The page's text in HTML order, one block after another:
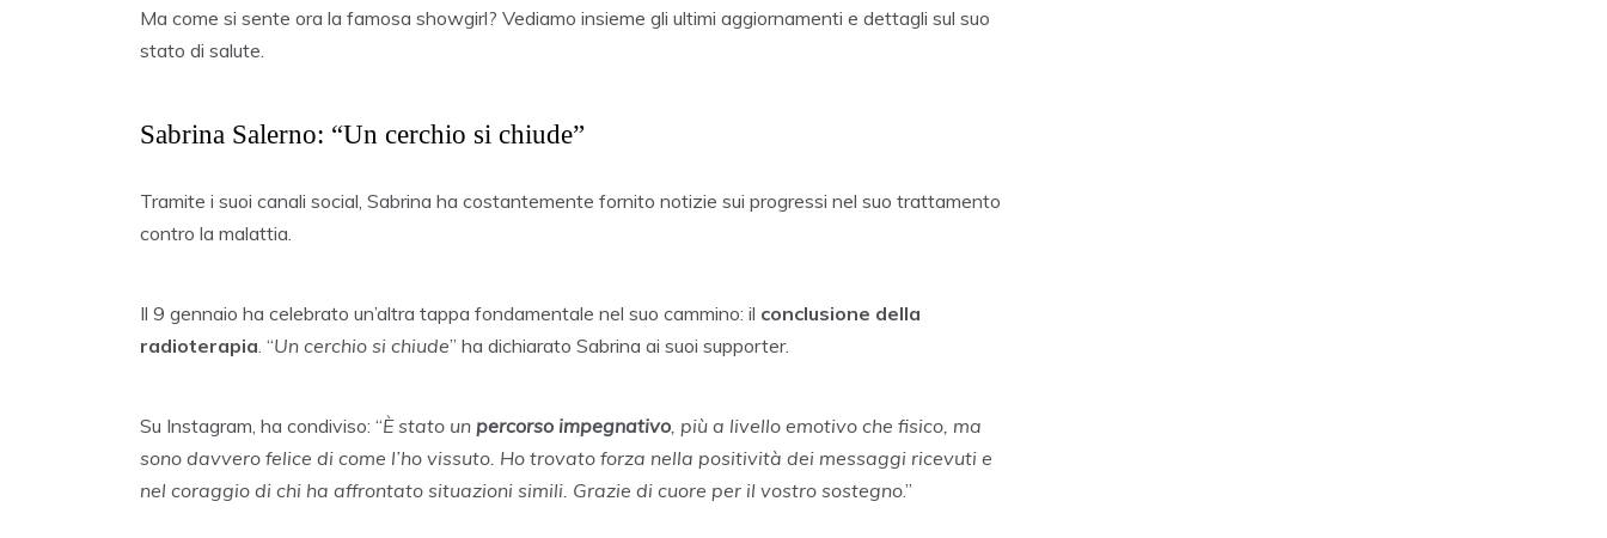
Ma come si sente ora la famosa showgirl? Vediamo insieme gli ultimi aggiornamenti e dettagli sul suo
stato di salute.
Sabrina Salerno: “Un cerchio si chiude”
Tramite i suoi canali social, Sabrina ha costantemente fornito notizie sui progressi nel suo trattamento
contro la malattia.
Il 9 gennaio ha celebrato un’altra tappa fondamentale nel suo cammino: il conclusione della
radioterapia . “Un cerchio si chiude” ha dichiarato Sabrina ai suoi supporter.
Su Instagram, ha condiviso: “È stato un percorso impegnativo , più a livello emotivo che fisico, ma
sono davvero felice di come l’ho vissuto. Ho trovato forza nella positività dei messaggi ricevuti e
nel coraggio di chi ha affrontato situazioni simili. Grazie di cuore per il vostro sostegno.”